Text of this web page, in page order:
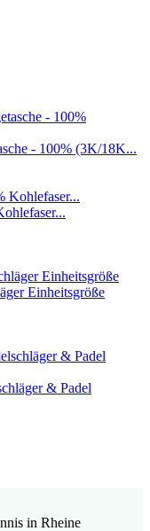
- 100% (3K/18K...
Einheitsgröße
& Padel
in Rheine